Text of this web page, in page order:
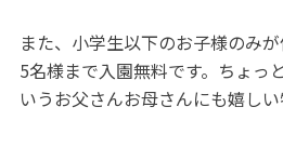
また、小学生以下のお子様のみ
5名様まで入園無料です。ちょっ
いうお父さんお母さんにも嬉しい